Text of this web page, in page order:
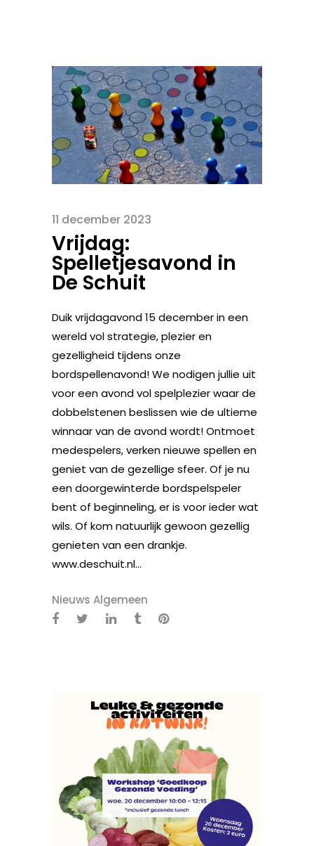
11 december 2023
Vrijdag:
Spelletjesavond in
De Schuit
Duik vrijdagavond 15 december in een
wereld vol strategie, plezier en
gezelligheid tijdens onze
bordspellenavond! We nodigen jullie uit
voor een avond vol spelplezier waar de
dobbelstenen beslissen wie de ultieme
winnaar van de avond wordt! Ontmoet
medespelers, verken nieuwe spellen en
geniet van de gezellige sfeer. Of je nu
een doorgewinterde bordspelspeler
bent of beginneling, er is voor ieder wat
wils. Of kom natuurlijk gewoon gezellig
genieten van een drankje.
www.deschuit.nl...
Nieuws Algemeen